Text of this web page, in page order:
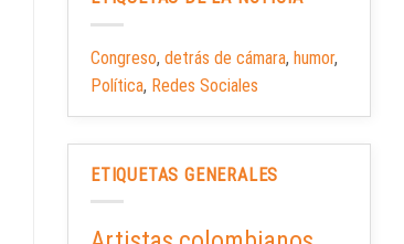
Congreso, detrás de cámara, humor,
Política, Redes Sociales
ETIQUETAS GENERALES